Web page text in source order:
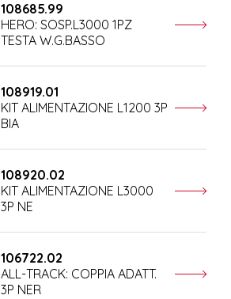
108685.99
HERO: SOSP.L3000 1PZ
TESTA W.G.BASSO
108919.01
KIT ALIMENTAZIONE L1200 3P
BIA
108920.02
KIT ALIMENTAZIONE L3000
3P NE
106722.02
ALL-TRACK: COPPIA ADATT.
3P NER